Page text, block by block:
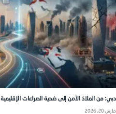
دبي: من الملاذ الآمن إلى ضحية الصراعات الإقليمية
مارس 20, 2026